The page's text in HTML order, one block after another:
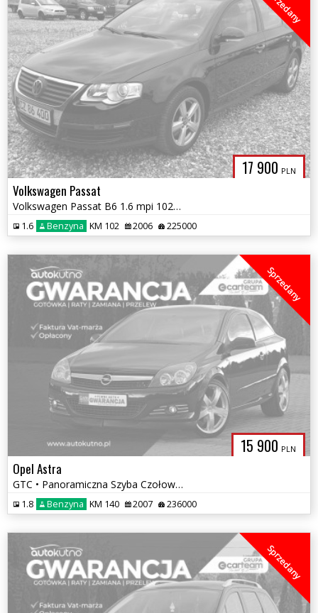
17 900 PLN
Volkswagen Passat
Volkswagen Passat B6 1.6 mpi 102km
1.6 Benzyna KM 102 2006 225000
15 900 PLN
Sprzedany
Opel Astra
GTC • Panoramiczna Szyba Czołowa • Półskóry • Gwarancja
1.8 Benzyna KM 140 2007 236000
Sprzedany